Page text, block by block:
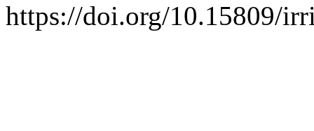
https://doi.org/10.15809/